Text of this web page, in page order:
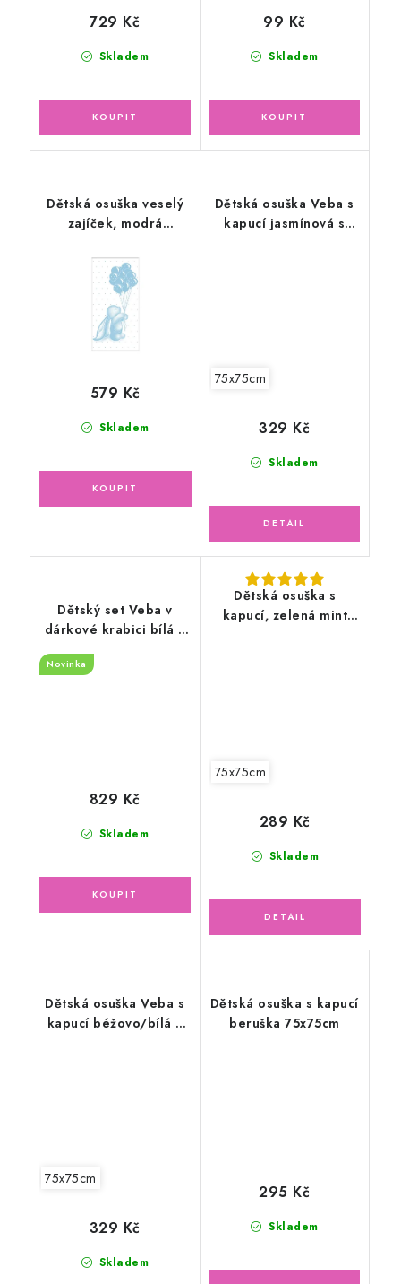
Skladem
729 Kč
Skladem
99 Kč
Dětská osuška veselý
zajíček, modrá
Skladem
579 Kč
Dětská osuška Veba s
kapucí jasmínová s
75x75cm
Skladem
329 Kč
Dětský set Veba v
dárkové krabici bílá s
růžovou lemovkou a
kojeneckou lahví
Novinka
Skladem
829 Kč
Dětská osuška s
kapucí, zelená mint
75x75cm
Skladem
289 Kč
Dětská osuška Veba s
kapucí béžovo/bílá s
75x75cm
Skladem
329 Kč
Dětská osuška s kapucí
beruška 75x75cm
Skladem
295 Kč